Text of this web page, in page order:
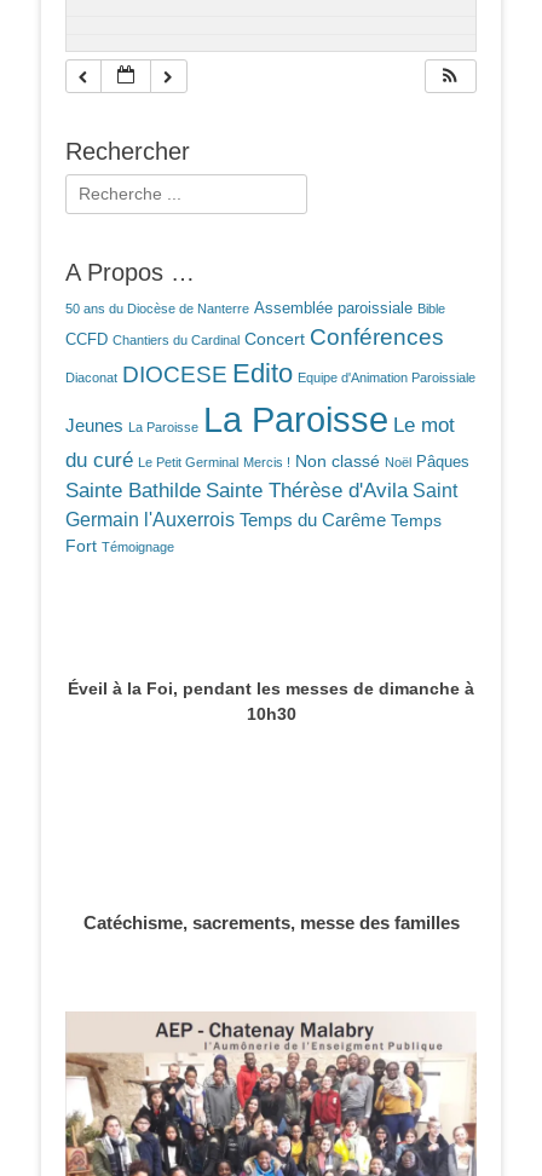
Rechercher
Rechercher :
A Propos …
50 ans du Diocèse de Nanterre Assemblée paroissiale Bible
CCFD Chantiers du Cardinal Concert Conférences
Diaconat DIOCESE Edito Equipe d'Animation Paroissiale
Jeunes La Paroisse La Paroisse Le mot
du curé Le Petit Germinal Mercis ! Non classé Noël Pâques
Sainte Bathilde Sainte Thérèse d'Avila Saint
Germain l'Auxerrois Temps du Carême Temps
Fort Témoignage
Éveil à la Foi, pendant les messes de dimanche à
10h30
Catéchisme, sacrements, messe des familles